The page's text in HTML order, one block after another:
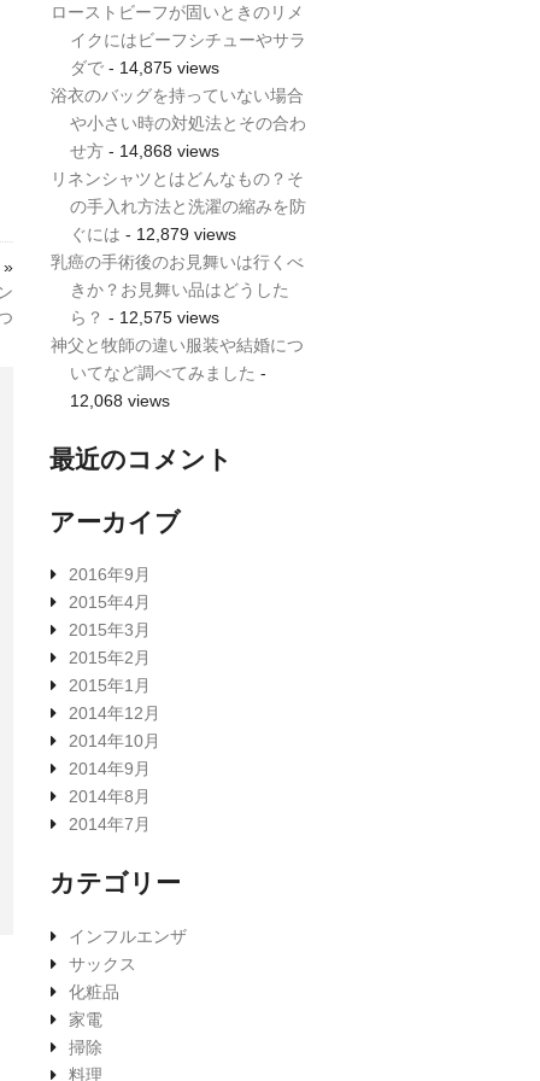
»
ローストビーフが固いときのリメ
イクにはビーフシチューやサラ
ダで- 14,875 views
浴衣のバッグを持っていない場合
や小さい時の対処法とその合わ
せ方- 14,868 views
リネンシャツとはどんなもの？そ
の手入れ方法と洗濯の縮みを防
ぐには - 12,879 views
乳癌の手術後のお見舞いは行くべ
きか？お見舞い品はどうした
ら？ - 12,575 views
神父と牧師の違い服装や結婚につ
いてなど調べてみました -
12,068 views
最近のコメント
アーカイブ
2016年9月
2015年4月
2015年3月
2015年2月
2015年1月
2014年12月
2014年10月
2014年9月
2014年8月
2014年7月
カテゴリー
インフルエンザ
サックス
化粧品
家電
掃除
料理